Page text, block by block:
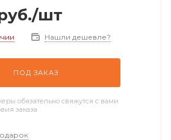
/шт
Нашли дешевле?
ПОД ЗАКАЗ
обязательно свяжутся с вами
заказа